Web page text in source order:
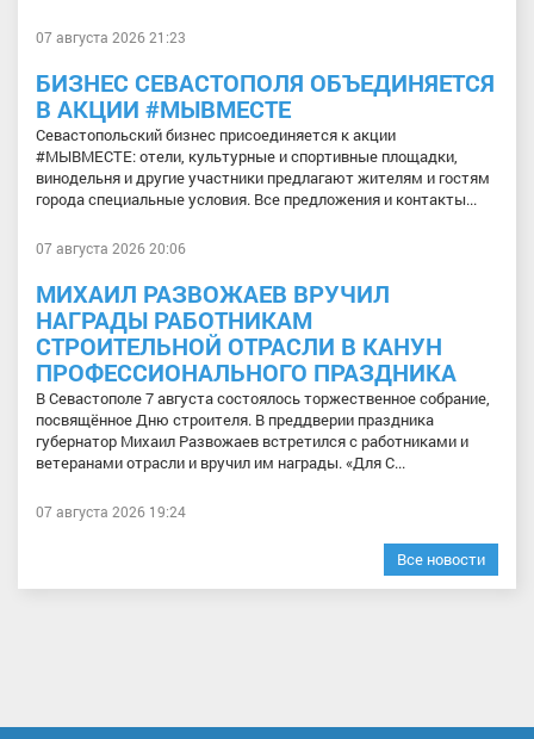
07 августа 2026 21:23
БИЗНЕС СЕВАСТОПОЛЯ ОБЪЕДИНЯЕТСЯ
В АКЦИИ #МЫВМЕСТЕ
Севастопольский бизнес присоединяется к акции
#МЫВМЕСТЕ: отели, культурные и спортивные площадки,
винодельня и другие участники предлагают жителям и гостям
города специальные условия. Все предложения и контакты...
07 августа 2026 20:06
МИХАИЛ РАЗВОЖАЕВ ВРУЧИЛ
НАГРАДЫ РАБОТНИКАМ
СТРОИТЕЛЬНОЙ ОТРАСЛИ В КАНУН
ПРОФЕССИОНАЛЬНОГО ПРАЗДНИКА
В Севастополе 7 августа состоялось торжественное собрание,
посвящённое Дню строителя. В преддверии праздника
губернатор Михаил Развожаев встретился с работниками и
ветеранами отрасли и вручил им награды. «Для С...
07 августа 2026 19:24
Все новости